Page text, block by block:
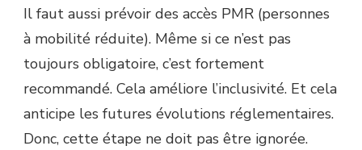
Il faut aussi prévoir des accès PMR (personnes
à mobilité réduite). Même si ce n’est pas
toujours obligatoire, c’est fortement
recommandé. Cela améliore l’inclusivité. Et cela
anticipe les futures évolutions réglementaires.
Donc, cette étape ne doit pas être ignorée.